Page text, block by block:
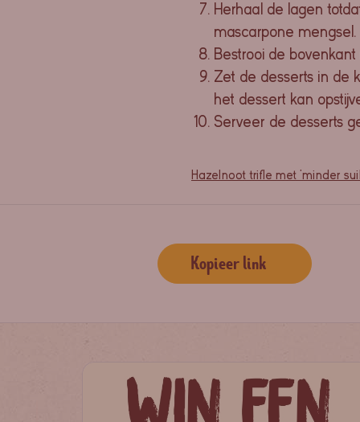
Herhaal de lagen
mascarpone mengsel.
Bestrooi de
Zet de desserts in de
het dessert kan
Serveer de desserts
Hazelnoot trifle met 'minder
Kopieer link